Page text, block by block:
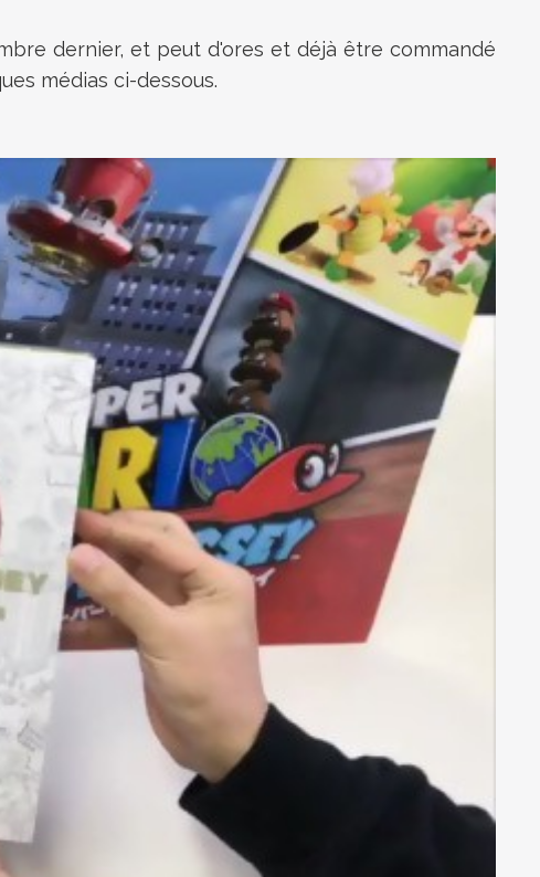
dernier, et peut d'ores et déjà être commandé
médias ci-dessous.